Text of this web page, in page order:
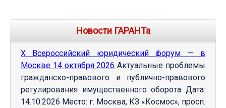
Новости ГАРАНТа
Х Всероссийский юридический форум — в
Москве 14 октября 2026 Актуальные проблемы
гражданско-правового и публично-правового
регулирования имущественного оборота Дата:
14.10.2026 Место: г. Москва, КЗ «Космос», просп.